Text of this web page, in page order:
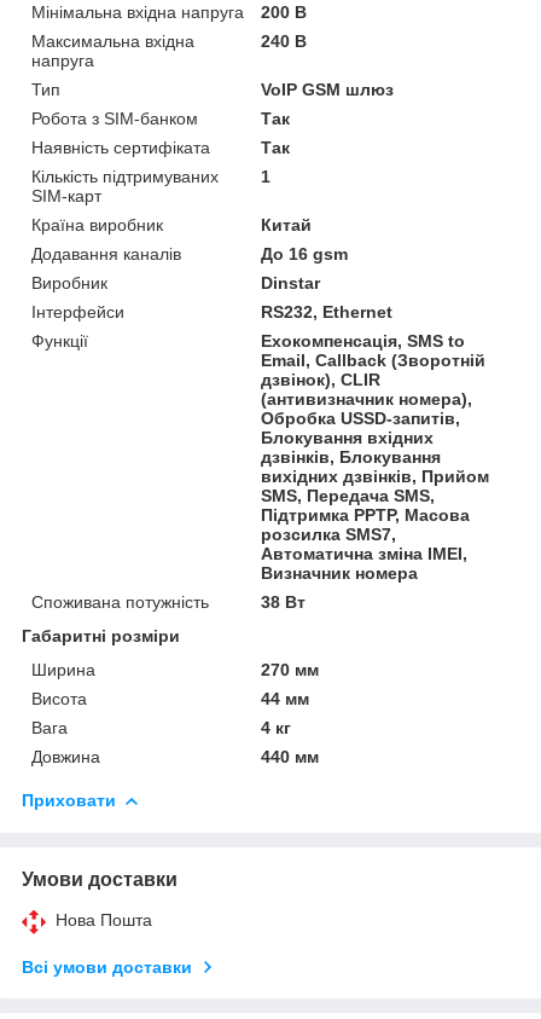
Мінімальна вхідна напруга
200 В
Максимальна вхідна
напруга
240 В
Тип
VoIP GSM шлюз
Робота з SIM-банком
Так
Наявність сертифіката
Так
Кількість підтримуваних
SIM-карт
1
Країна виробник
Китай
Додавання каналів
До 16 gsm
Виробник
Dinstar
Інтерфейси
RS232, Ethernet
Функції
Ехокомпенсація, SMS to
Email, Callback (Зворотній
дзвінок), CLIR
(антивизначник номера),
Обробка USSD-запитів,
Блокування вхідних
дзвінків, Блокування
вихідних дзвінків, Прийом
SMS, Передача SMS,
Підтримка PPTP, Масова
розсилка SMS7,
Автоматична зміна IMEI,
Визначник номера
Споживана потужність
38 Вт
Габаритні розміри
Ширина
270 мм
Висота
44 мм
Вага
4 кг
Довжина
440 мм
Приховати
Умови доставки
Нова Пошта
Всі умови доставки